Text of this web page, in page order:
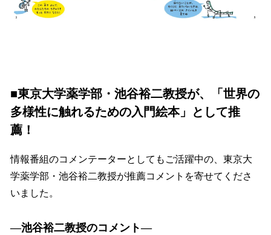
■東京大学薬学部・池谷裕二教授が、「世界の
多様性に触れるための入門絵本」として推
薦！
情報番組のコメンテーターとしてもご活躍中の、東京大
学薬学部・池谷裕二教授が推薦コメントを寄せてくださ
いました。
―池谷裕二教授のコメント―